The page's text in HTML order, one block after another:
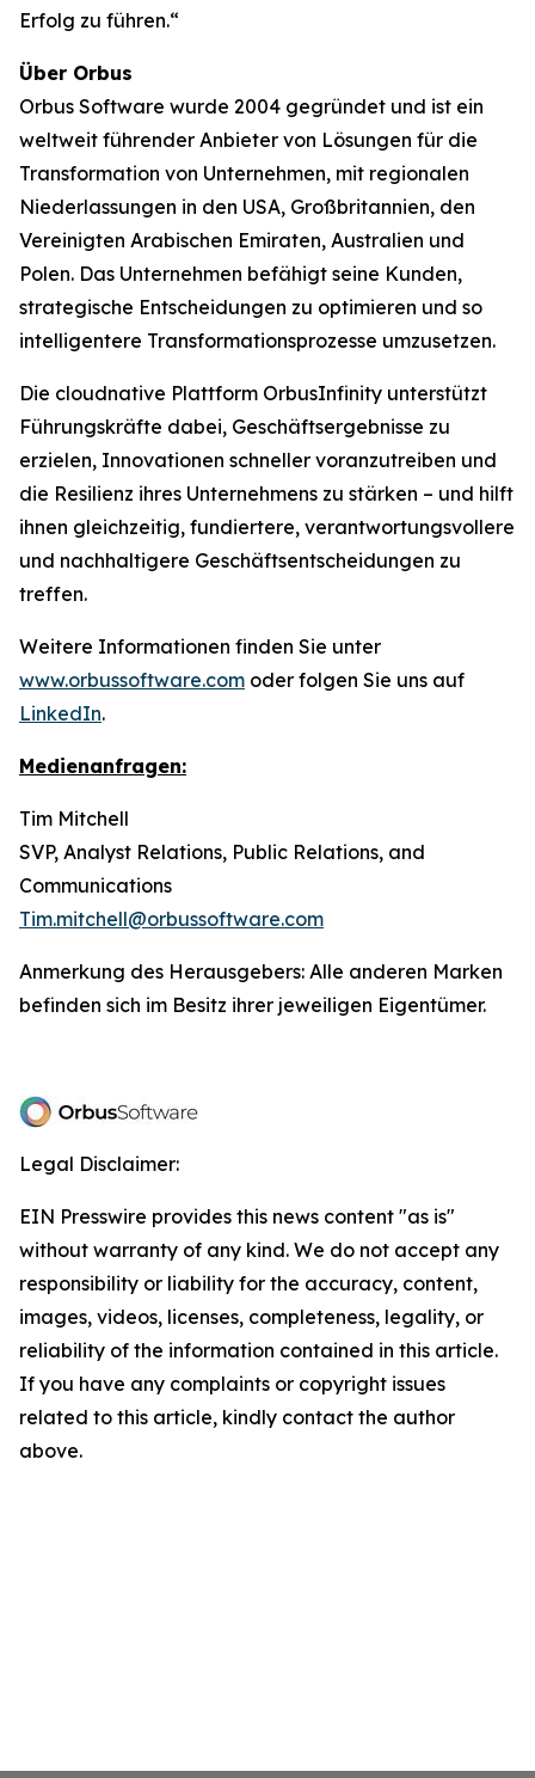
Erfolg zu führen.“
Über Orbus
Orbus Software wurde 2004 gegründet und ist ein
weltweit führender Anbieter von Lösungen für die
Transformation von Unternehmen, mit regionalen
Niederlassungen in den USA, Großbritannien, den
Vereinigten Arabischen Emiraten, Australien und
Polen. Das Unternehmen befähigt seine Kunden,
strategische Entscheidungen zu optimieren und so
intelligentere Transformationsprozesse umzusetzen.
Die cloudnative Plattform OrbusInfinity unterstützt
Führungskräfte dabei, Geschäftsergebnisse zu
erzielen, Innovationen schneller voranzutreiben und
die Resilienz ihres Unternehmens zu stärken – und hilft
ihnen gleichzeitig, fundiertere, verantwortungsvollere
und nachhaltigere Geschäftsentscheidungen zu
treffen.
Weitere Informationen finden Sie unter
www.orbussoftware.com oder folgen Sie uns auf
LinkedIn.
Medienanfragen:
Tim Mitchell
SVP, Analyst Relations, Public Relations, and
Communications
Tim.mitchell@orbussoftware.com
Anmerkung des Herausgebers: Alle anderen Marken
befinden sich im Besitz ihrer jeweiligen Eigentümer.
Legal Disclaimer:
EIN Presswire provides this news content "as is"
without warranty of any kind. We do not accept any
responsibility or liability for the accuracy, content,
images, videos, licenses, completeness, legality, or
reliability of the information contained in this article.
If you have any complaints or copyright issues
related to this article, kindly contact the author
above.